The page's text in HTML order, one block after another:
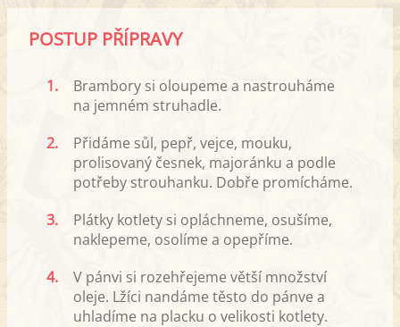
POSTUP PŘÍPRAVY
1.
Brambory si oloupeme a nastrouháme
na jemném struhadle.
2.
Přidáme sůl, pepř, vejce, mouku,
prolisovaný česnek, majoránku a podle
potřeby strouhanku. Dobře promícháme.
3.
Plátky kotlety si opláchneme, osušíme,
naklepeme, osolíme a opepříme.
4.
V pánvi si rozehřejeme větší množství
oleje. Lžíci nandáme těsto do pánve a
uhladíme na placku o velikosti kotlety.